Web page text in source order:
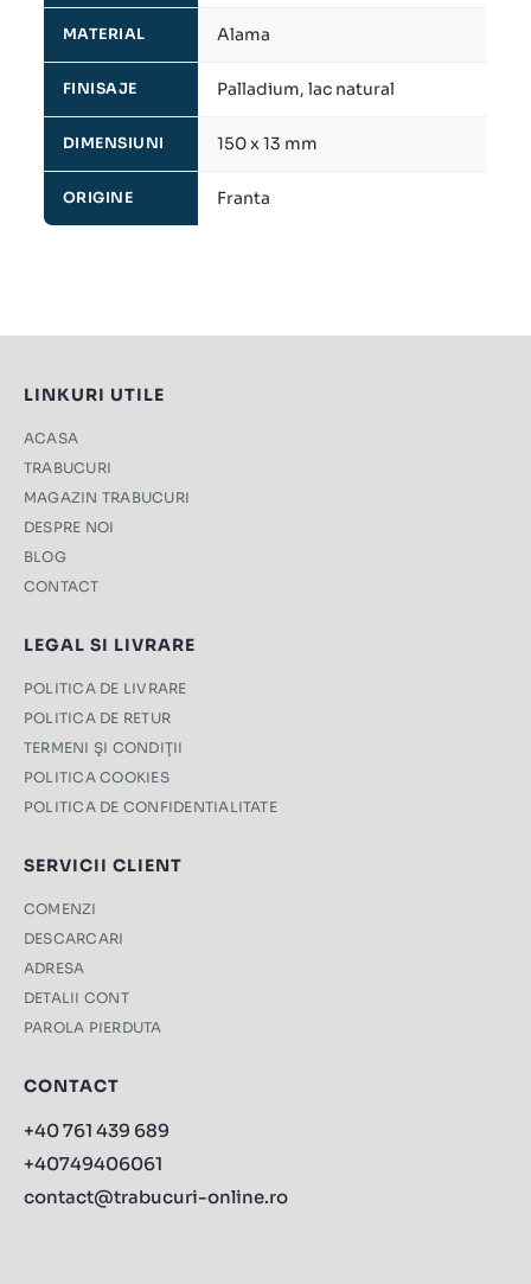
MATERIAL Alama
FINISAJE Palladium, lac natural
DIMENSIUNI 150 x 13 mm
ORIGINE Franta
LINKURI UTILE
ACASA
TRABUCURI
MAGAZIN TRABUCURI
DESPRE NOI
BLOG
CONTACT
LEGAL SI LIVRARE
POLITICA DE LIVRARE
POLITICA DE RETUR
TERMENI ŞI CONDIŢII
POLITICA COOKIES
POLITICA DE CONFIDENTIALITATE
SERVICII CLIENT
COMENZI
DESCARCARI
ADRESA
DETALII CONT
PAROLA PIERDUTA
CONTACT
+40 761 439 689
+40749406061
contact@trabucuri-online.ro